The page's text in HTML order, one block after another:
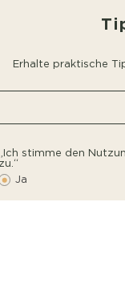
Erhalte praktische
„Ich stimme den
zu.“
Ja